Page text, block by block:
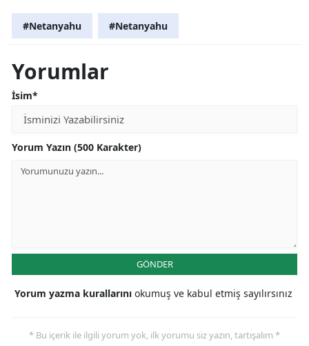
#Netanyahu #Netanyahu
Yorumlar
İsim*
Yorum Yazın (500 Karakter)
GÖNDER
Yorum yazma kurallarını okumuş ve kabul etmiş sayılırsınız
* Bu içerik ile ilgili yorum yok, ilk yorumu siz yazın, tartışalım *